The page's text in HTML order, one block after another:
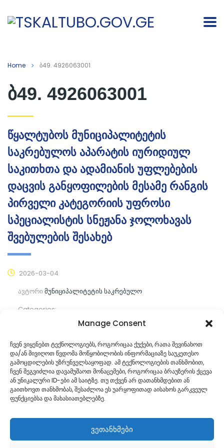
Manage Consent
ჩვენ ვიყენებთ ტექნოლოგიებს, როგორიცაა ქუქები, რათა შევინახოთ
და/ან მივიღოთ წვდომა მოწყობილობის ინფორმაციაზე საუკეთესო
გამოცდილების უზრუნველსაყოფად. ამ ტექნოლოგიების თანხმობით,
ჩვენ შეგვიძლია დავამუშაოთ მონაცემები, როგორიცაა ბრაუზერის ქცევა
ან უნიკალური ID-ები ამ საიტზე. თუ თქვენ არ დათანხმდებით ან
გაითხოვთ თანხმობას, შესაძლოა ეს უარყოფითად აისახოს გარკვეულ
ფუნქციებსა და მახასიათებლებზე.
ვეთანხმები
Home ბ49. 4926063001
ბ49. 4926063001
წყალტუბოს მუნიციპალიტეტის
საკრებულოს აპარატის იურიდიულ
საკითხთა და ადამიანის უფლებების
დაცვის განყოფილების მესამე რანგის
პირველი კატეგორიის უფროსი
სპეციალისტის სნეჟანა ჯოლოხავას
შვებულების შესახებ
2026-03-04
ავტორი მუნიციპალიტეტის საკრებულო
Categories:
კომენტარები ჯერ არ არის
ᲒᲐᲜᲐᲒᲠᲫᲔ ᲙᲘᲗᲮᲕᲐ